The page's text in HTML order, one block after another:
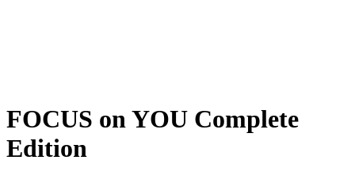
FOCUS on YOU Complete
Edition